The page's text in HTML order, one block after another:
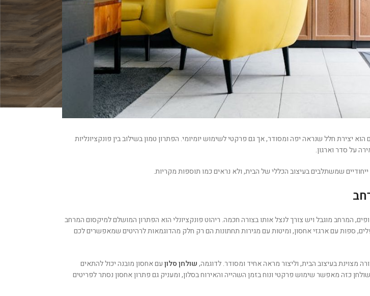
יצירת חלל שנראה יפה ומסודר, אך גם פרקטי לשימוש יומיומי. הפתרון טמון בשילוב בין פונקציונליות
על סדר וארגון.
שמשתלבים בעיצוב הכללי של הבית, ולא נראים כמו תוספות מקריות.
המרחב מוגבל ויש צורך לנצל אותו בצורה חכמה. ריהוט פונקציונלי הוא הפתרון המושלם למיקסום המרחב
ספות עם ארגזי אחסון, ומיטות עם מגירות תחתונות הם רק חלק מהדוגמאות לרהיטים שמאפשרים לכם
מצוינת בעיצוב הבית, וליצור מראה אחיד ומסודר. לדוגמה,שולחן סלוןעם אחסון מובנה יכול להתאים
כזה מאפשר שימוש פרקטי ונוח בזמן השהייה והאירוח בסלון, ומעניק גם פתרון אחסון נסתר לפריטים